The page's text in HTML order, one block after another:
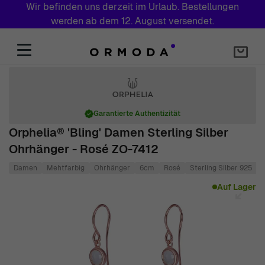
Wir befinden uns derzeit im Urlaub. Bestellungen
werden ab dem 12. August versendet.
Orphelia® 'Bling' Damen Sterling Silber
Ohrhänger - Rosé ZO-7412
Garantierte Authentizität
Damen Mehtfarbig Ohrhänger 6cm Rosé Sterling Silber 925
Auf Lager